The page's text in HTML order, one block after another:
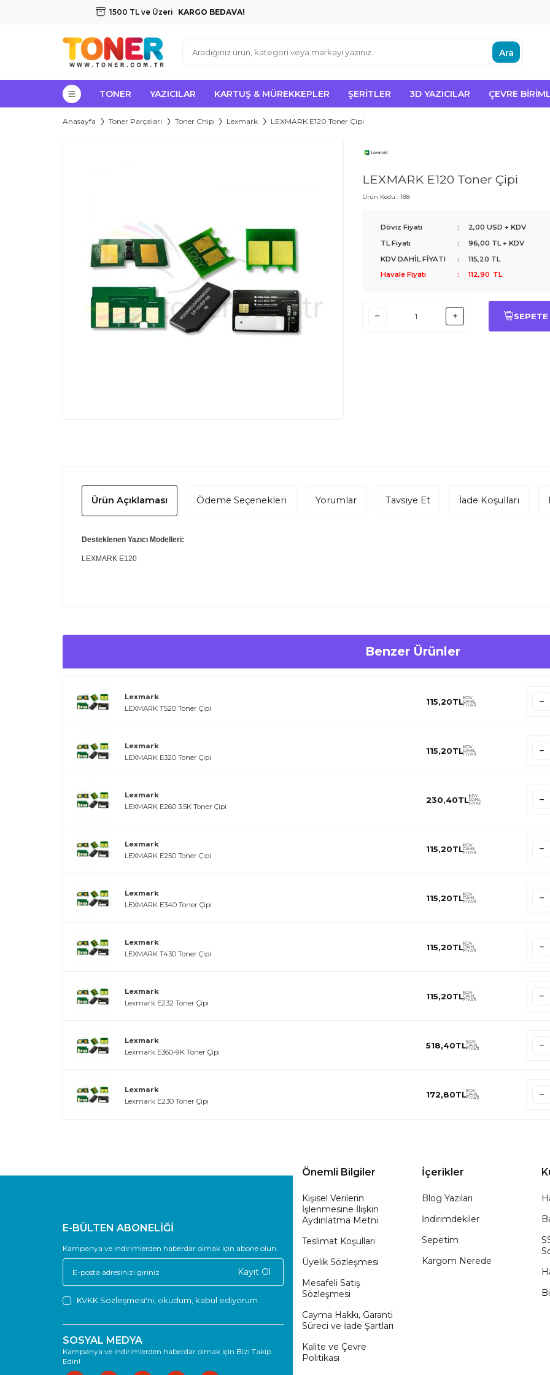
1500 TL ve Üzeri KARGO BEDAVA!
Ara
TONER YAZICILAR KARTUŞ & MÜREKKEPLER ŞERITLER 3D YAZICILAR ÇEVRE
Anasayfa Toner Parçaları Toner Chip Lexmark LEXMARK E120 Toner Çipi
LEXMARK E120 Toner Çipi
Ürün Kodu : 188
Döviz Fiyatı :
2,00 USD + KDV
TL Fiyatı
: 96,00 TL + KDV
KDV DAHİL FİYATI
: 115,20 TL
Havale Fiyatı
: 112,90 TL
SEPETE
Ürün Açıklaması Ödeme Seçenekleri Yorumlar Tavsiye Et İade Koşulları
Desteklenen Yazıcı Modelleri:
LEXMARK E120
Benzer Ürünler
Lexmark
LEXMARK T520 Toner Çipi
115,20TLKDV
DAHİL
FİYATI
Lexmark
LEXMARK E320 Toner Çipi
115,20TLKDV
DAHİL
FİYATI
Lexmark
LEXMARK E260 3.5K Toner Çipi
230,40TLKDV
DAHİL
FİYATI
Lexmark
LEXMARK E250 Toner Çipi
115,20TLKDV
DAHİL
FİYATI
Lexmark
LEXMARK E340 Toner Çipi
115,20TLKDV
DAHİL
FİYATI
Lexmark
LEXMARK T430 Toner Çipi
115,20TLKDV
DAHİL
FİYATI
Lexmark
Lexmark E232 Toner Çipi
115,20TLKDV
DAHİL
FİYATI
Lexmark
Lexmark E360-9K Toner Çipi
518,40TLKDV
DAHİL
FİYATI
Lexmark
Lexmark E230 Toner Çipi
172,80TLKDV
DAHİL
FİYATI
E-BÜLTEN ABONELİĞİ
Kampanya ve indirimlerden haberdar olmak için abone olun.
Kayıt Ol
KVKK Sözleşmesi'ni , okudum, kabul ediyorum.
SOSYAL MEDYA
Kampanya ve indirimlerden haberdar olmak için Bizi Takip
Edin!
Önemli Bilgiler
Kişisel Verilerin
İşlenmesine İlişkin
Aydınlatma Metni
Teslimat Koşulları
Üyelik Sözleşmesi
Mesafeli Satış
Sözleşmesi
Cayma Hakkı, Garanti
Süreci ve İade Şartları
Kalite ve Çevre
Politikası
İçerikler
Blog Yazıları
İndirimdekiler
Sepetim
Kargom Nerede